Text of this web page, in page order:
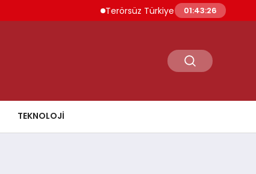
Terörsüz Türkiye İçin Yasal Süreç 5
01:43:27
TEKNOLOJI